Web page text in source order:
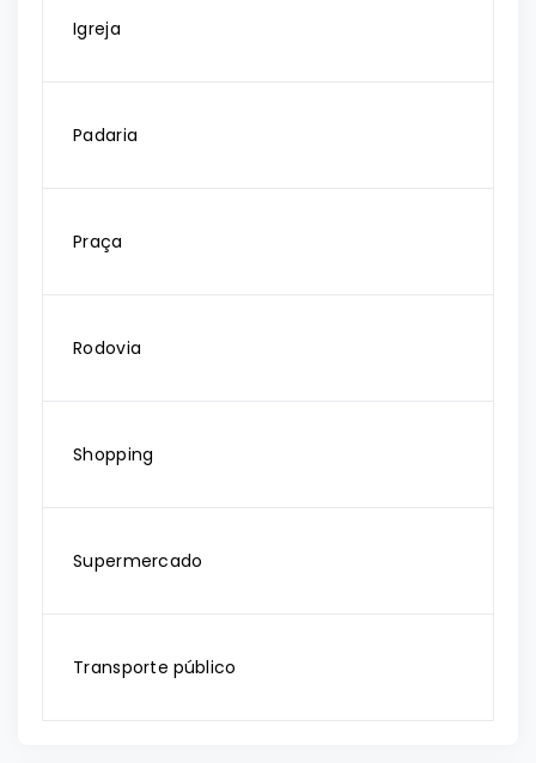
Igreja
Padaria
Praça
Rodovia
Shopping
Supermercado
Transporte público